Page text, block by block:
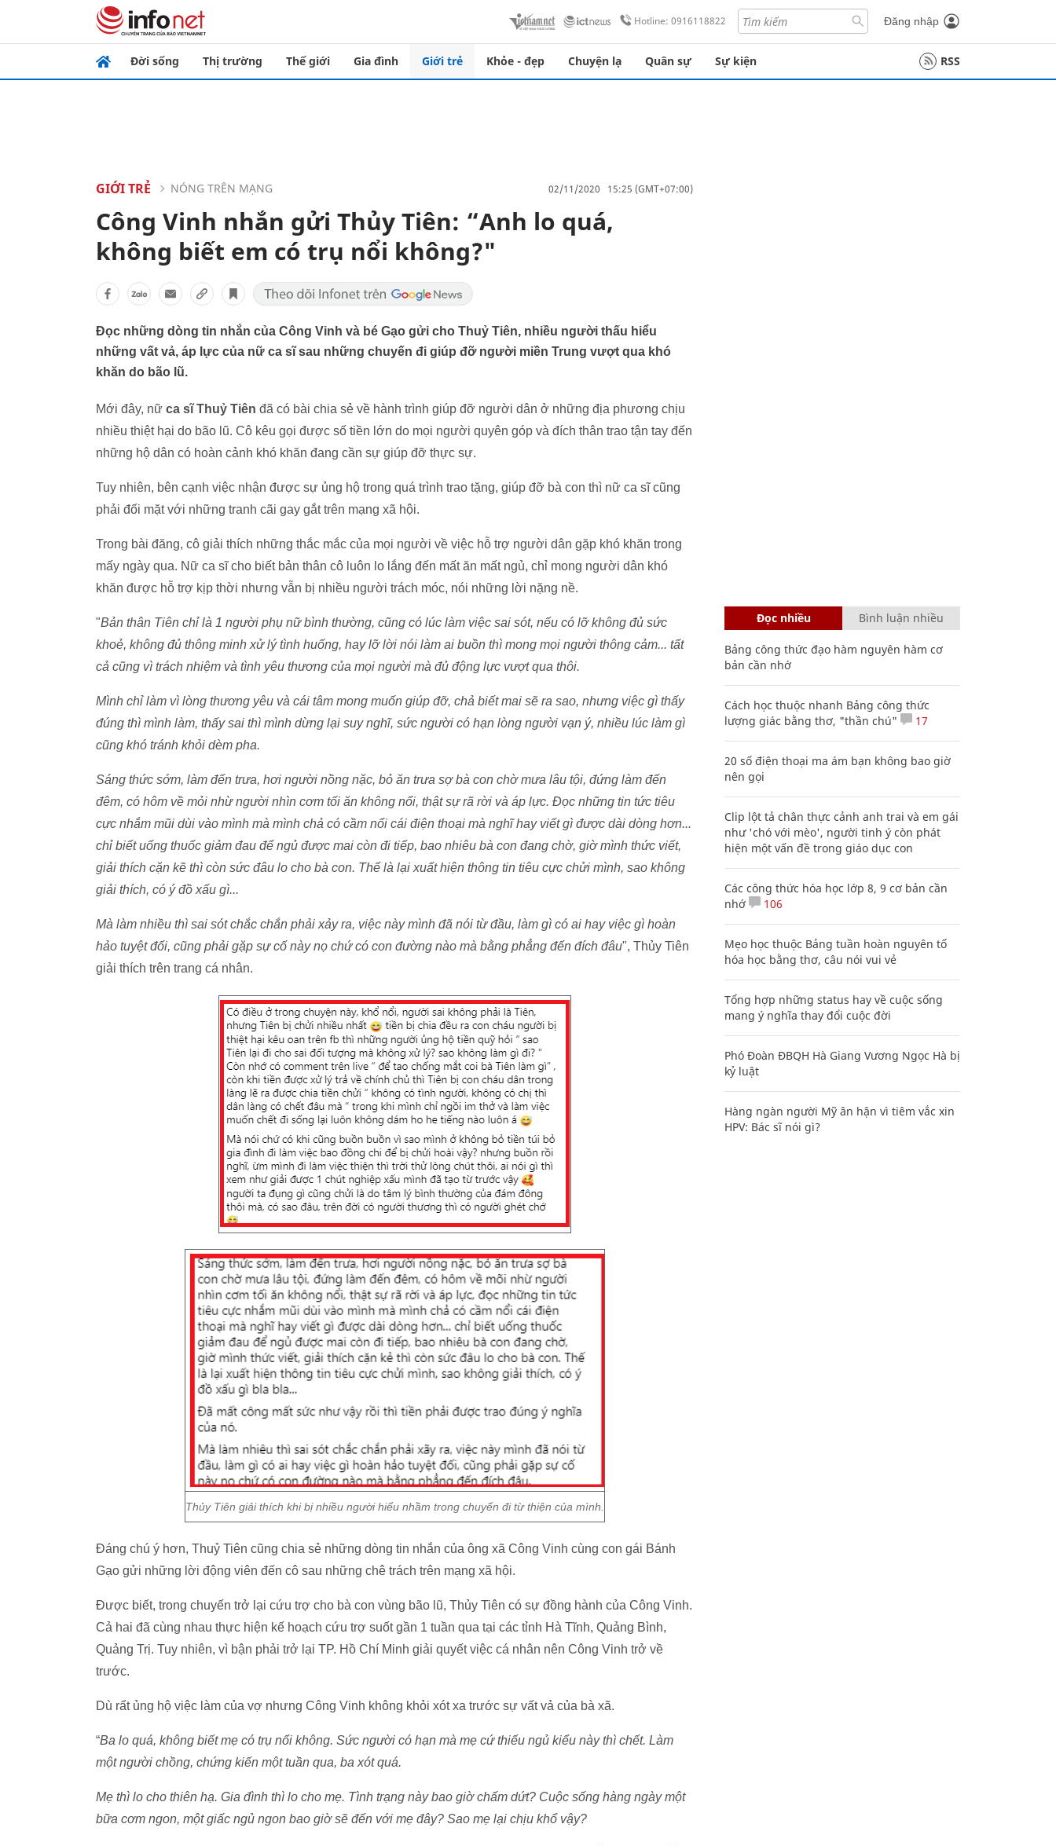
Hotline: 0916118822 Đăng nhập
Đời sống Thị trường Thế giới Gia đình Giới trẻ Khỏe - đẹp Chuyện lạ Quân sự Sự kiện RSS
GIỚI TRẺ NÓNG TRÊN MẠNG 02/11/2020 15:25 (GMT+07:00)
Công Vinh nhắn gửi Thủy Tiên: “Anh lo quá,
không biết em có trụ nổi không?"
Đọc những dòng tin nhắn của Công Vinh và bé Gạo gửi cho Thuỷ Tiên, nhiều người thấu hiểu
những vất vả, áp lực của nữ ca sĩ sau những chuyến đi giúp đỡ người miền Trung vượt qua khó
khăn do bão lũ.
Mới đây, nữ ca sĩ Thuỷ Tiên đã có bài chia sẻ về hành trình giúp đỡ người dân ở những địa phương chịu
nhiều thiệt hại do bão lũ. Cô kêu gọi được số tiền lớn do mọi người quyên góp và đích thân trao tận tay đến
những hộ dân có hoàn cảnh khó khăn đang cần sự giúp đỡ thực sự.
Tuy nhiên, bên cạnh việc nhận được sự ủng hộ trong quá trình trao tặng, giúp đỡ bà con thì nữ ca sĩ cũng
phải đối mặt với những tranh cãi gay gắt trên mạng xã hội.
Trong bài đăng, cô giải thích những thắc mắc của mọi người về việc hỗ trợ người dân gặp khó khăn trong
mấy ngày qua. Nữ ca sĩ cho biết bản thân cô luôn lo lắng đến mất ăn mất ngủ, chỉ mong người dân khó
khăn được hỗ trợ kịp thời nhưng vẫn bị nhiều người trách móc, nói những lời nặng nề.
"Bản thân Tiên chỉ là 1 người phụ nữ bình thường, cũng có lúc làm việc sai sót, nếu có lỡ không đủ sức
khoẻ, không đủ thông minh xử lý tình huống, hay lỡ lời nói làm ai buồn thì mong mọi người thông cảm... tất
cả cũng vì trách nhiệm và tình yêu thương của mọi người mà đủ động lực vượt qua thôi.
Mình chỉ làm vì lòng thương yêu và cái tâm mong muốn giúp đỡ, chả biết mai sẽ ra sao, nhưng việc gì thấy
đúng thì mình làm, thấy sai thì mình dừng lại suy nghĩ, sức người có hạn lòng người vạn ý, nhiều lúc làm gì
cũng khó tránh khỏi dèm pha.
Sáng thức sớm, làm đến trưa, hơi người nồng nặc, bỏ ăn trưa sợ bà con chờ mưa lâu tội, đứng làm đến
đêm, có hôm về mỏi nhừ người nhìn cơm tối ăn không nổi, thật sự rã rời và áp lực. Đọc những tin tức tiêu
cực nhắm mũi dùi vào mình mà mình chả có cầm nổi cái điện thoại mà nghĩ hay viết gì được dài dòng hơn...
chỉ biết uống thuốc giảm đau để ngủ được mai còn đi tiếp, bao nhiêu bà con đang chờ, giờ mình thức viết,
giải thích cặn kẽ thì còn sức đâu lo cho bà con. Thế là lại xuất hiện thông tin tiêu cực chửi mình, sao không
giải thích, có ý đồ xấu gì...
Mà làm nhiều thì sai sót chắc chắn phải xảy ra, việc này mình đã nói từ đầu, làm gì có ai hay việc gì hoàn
hảo tuyệt đối, cũng phải gặp sự cố này nọ chứ có con đường nào mà bằng phẳng đến đích đâu", Thủy Tiên
giải thích trên trang cá nhân.
Thủy Tiên giải thích khi bị nhiều người hiểu nhầm trong chuyến đi từ thiện của mình.
Đáng chú ý hơn, Thuỷ Tiên cũng chia sẻ những dòng tin nhắn của ông xã Công Vinh cùng con gái Bánh
Gạo gửi những lời động viên đến cô sau những chê trách trên mạng xã hội.
Được biết, trong chuyến trở lại cứu trợ cho bà con vùng bão lũ, Thủy Tiên có sự đồng hành của Công Vinh.
Cả hai đã cùng nhau thực hiện kế hoạch cứu trợ suốt gần 1 tuần qua tại các tỉnh Hà Tĩnh, Quảng Bình,
Quảng Trị. Tuy nhiên, vì bận phải trở lại TP. Hồ Chí Minh giải quyết việc cá nhân nên Công Vinh trở về
trước.
Dù rất ủng hộ việc làm của vợ nhưng Công Vinh không khỏi xót xa trước sự vất vả của bà xã.
“Ba lo quá, không biết mẹ có trụ nổi không. Sức người có hạn mà mẹ cứ thiếu ngủ kiểu này thì chết. Làm
một người chồng, chứng kiến một tuần qua, ba xót quá.
Mẹ thì lo cho thiên hạ. Gia đình thì lo cho mẹ. Tình trạng này bao giờ chấm dứt? Cuộc sống hàng ngày một
bữa cơm ngon, một giấc ngủ ngon bao giờ sẽ đến với mẹ đây? Sao mẹ lại chịu khổ vậy?
Đọc nhiều Bình luận nhiều
Bảng công thức đạo hàm nguyên hàm cơ
bản cần nhớ
Cách học thuộc nhanh Bảng công thức
lượng giác bằng thơ, "thần chú"
17
20 số điện thoại ma ám bạn không bao giờ
nên gọi
Clip lột tả chân thực cảnh anh trai và em gái
như 'chó với mèo', người tinh ý còn phát
hiện một vấn đề trong giáo dục con
Các công thức hóa học lớp 8, 9 cơ bản cần
nhớ
106
Mẹo học thuộc Bảng tuần hoàn nguyên tố
hóa học bằng thơ, câu nói vui vẻ
Tổng hợp những status hay về cuộc sống
mang ý nghĩa thay đổi cuộc đời
Phó Đoàn ĐBQH Hà Giang Vương Ngọc Hà bị
kỷ luật
Hàng ngàn người Mỹ ân hận vì tiêm vắc xin
HPV: Bác sĩ nói gì?